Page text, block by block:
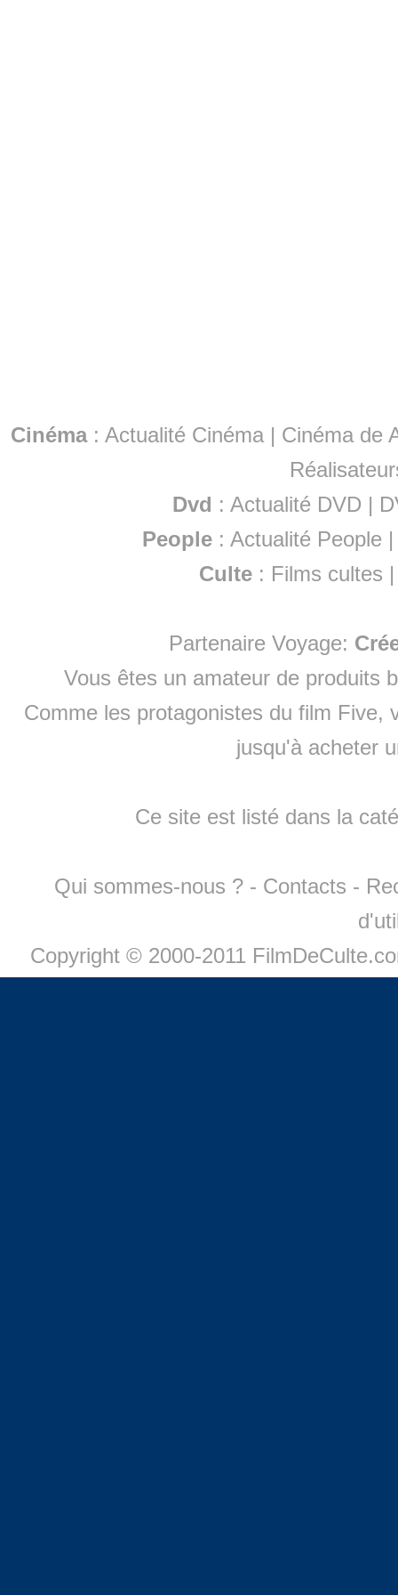
Cinéma: Actualité Cinéma | Cinéma de
Dvd : Actualité DVD |
People :Actualité People
Culte : Films cultes
Partenaire Voyage:
Vous êtes un amateur de produits
Comme les protagonistes du film Five,
jusqu'à acheter
Ce site est listé dans la
Qui sommes-nous ? - Contacts -
Copyright © 2000-2011